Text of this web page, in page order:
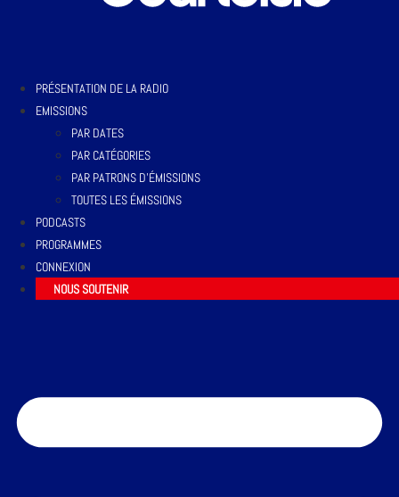
PRÉSENTATION DE LA RADIO
EMISSIONS
PAR DATES
PAR CATÉGORIES
PAR PATRONS D’ÉMISSIONS
TOUTES LES ÉMISSIONS
PODCASTS
PROGRAMMES
CONNEXION
NOUS SOUTENIR